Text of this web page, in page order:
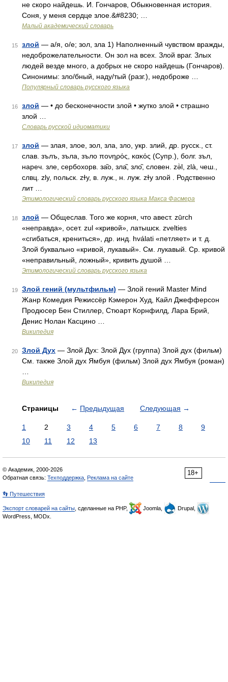
не скоро найдешь. И. Гончаров, Обыкновенная история.
Соня, у меня сердце злое.&#8230; …
Малый академический словарь
15 злой — а/я, о/е; зол, зла 1) Наполненный чувством вражды,
недоброжелательности. Он зол на всех. Злой враг. Злых
людей везде много, а добрых не скоро найдешь (Гончаров).
Синонимы: зло/бный, наду/тый (разг.), недоброже …
Популярный словарь русского языка
16 злой — • до бесконечности злой • жутко злой • страшно
злой …
Словарь русской идиоматики
17 злой — злая, злое, зол, зла, зло, укр. злий, др. русск., ст.
слав. зълъ, зъла, зъло πονηρός, κακός (Супр.), болг. зъл,
нареч. зле, сербохорв. за̏о, зла̏, зло̏, словен. zǝ̀l, zlà, чеш.,
слвц. zly, польск. zɫу, в. луж., н. луж. zɫу злой . Родственно
лит …
Этимологический словарь русского языка Макса Фасмера
18 злой — Общеслав. Того же корня, что авест. zūrch
«неправда», осет. zul «кривой», латышск. zvelties
«сгибаться, крениться», др. инд. hválati «петляет» и т. д.
Злой буквально «кривой, лукавый». См. лукавый. Ср. кривой
«неправильный, ложный», кривить душой …
Этимологический словарь русского языка
19 Злой гений (мультфильм) — Злой гений Master Mind
Жанр Комедия Режиссёр Кэмерон Худ, Кайл Джефферсон
Продюсер Бен Стиллер, Стюарт Корнфилд, Лара Брий,
Денис Нолан Касцино …
Википедия
20 Злой Дух — Злой Дух: Злой Дух (группа) Злой дух (фильм)
См. также Злой дух Ямбуя (фильм) Злой дух Ямбуя (роман)
Википедия
Страницы ← Предыдущая Следующая →
1 2 3 4 5 6 7 8
9
10
11 12 13
18+
© Академик, 2000-2026
Обратная связь: Техподдержка Реклама на сайте
👣 Путешествия
Экспорт словарей на сайты , сделанные на PHP, Joomla,
Drupal,
WordPress, MODx.